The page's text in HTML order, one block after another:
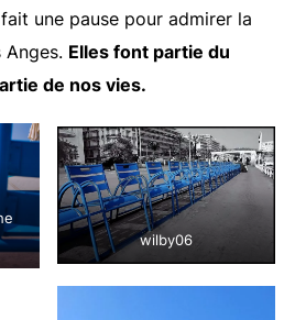
une pause pour admirer la
Elles font partie du
de nos vies.
wilby06